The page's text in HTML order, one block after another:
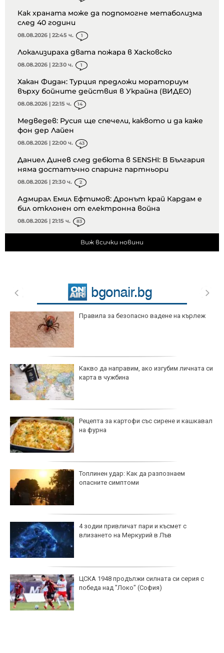
Как храната може да подпомогне метаболизма
след 40 години
08.08.2026 | 22:45 ч. 1
Локализираха двата пожара в Хасковско
08.08.2026 | 22:30 ч. 1
Хакан Фидан: Турция предложи мораториум
върху бойните действия в Украйна (ВИДЕО)
08.08.2026 | 22:15 ч. 14
Медведев: Русия ще спечели, каквото и да каже
фон дер Лайен
08.08.2026 | 22:00 ч. 43
Даниел Динев след дебюта в SENSHI: В България
няма достатъчно спаринг партньори
08.08.2026 | 21:30 ч. 2
Адмирал Емил Ефтимов: Дронът край Кардам е
бил отклонен от електронна война
08.08.2026 | 21:15 ч. 83
Виж всички новини
Правила за безопасно вадене на кърлеж
Какво да направим, ако изгубим личната си
карта в чужбина
Рецепта за картофи със сирене и кашкавал
на фурна
Топлинен удар: Как да разпознаем
опасните симптоми
4 зодии привличат пари и късмет с
влизането на Меркурий в Лъв
ЦСКА 1948 продължи силната си серия с
победа над "Локо" (София)